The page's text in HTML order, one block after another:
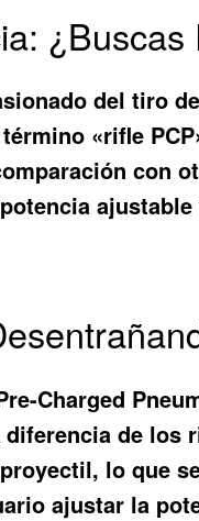
del tiro
«rifle
con
Charged
de los
lo que
ajustar la